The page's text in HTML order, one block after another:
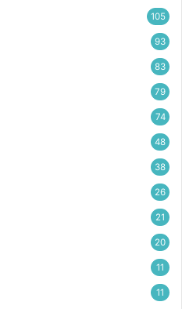
105
93
83
79
74
48
38
26
21
20
11
11